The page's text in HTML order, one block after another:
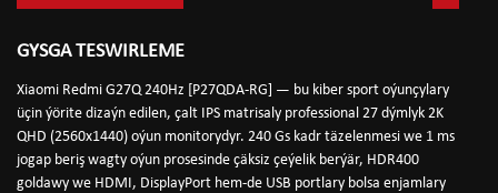
GYSGA TESWIRLEME
Xiaomi Redmi G27Q 240Hz [P27QDA-RG] — bu kiber sport oýunçylary
üçin ýörite dizaýn edilen, çalt IPS matrisaly professional 27 dýmlyk 2K
QHD (2560x1440) oýun monitorydyr. 240 Gs kadr täzelenmesi we 1 ms
jogap beriş wagty oýun prosesinde çäksiz çeýelik berýär, HDR400
goldawy we HDMI, DisplayPort hem-de USB portlary bolsa enjamlary